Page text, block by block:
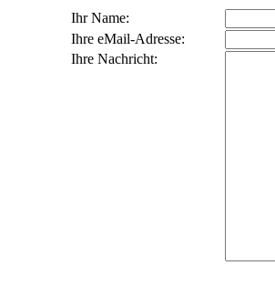
Ihr Name:
Ihre eMail-Adresse:
Ihre Nachricht: